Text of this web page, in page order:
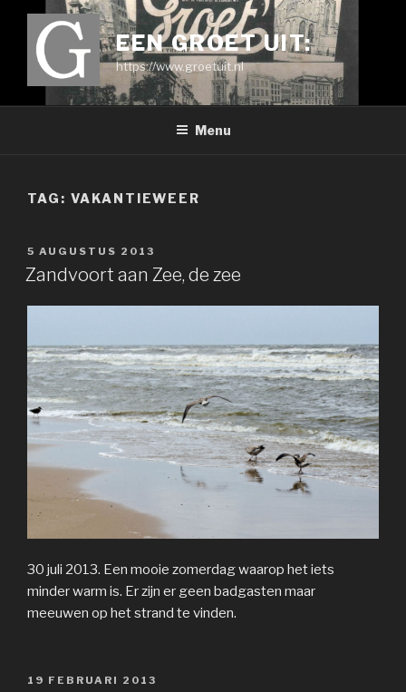
EEN GROET UIT:
https://www.groetuit.nl
Menu
TAG: VAKANTIEWEER
GEPLAATST
OP
5 AUGUSTUS 2013
Zandvoort aan Zee, de zee
30 juli 2013. Een mooie zomerdag waarop het iets
minder warm is. Er zijn er geen badgasten maar
meeuwen op het strand te vinden.
GEPLAATST
19 FEBRUARI 2013